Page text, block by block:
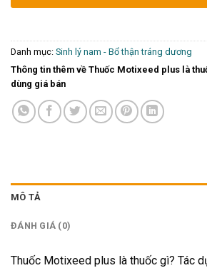
Danh mục: Sinh lý nam - Bổ thận tráng dương
Thông tin thêm về Thuốc Motixeed plus là
dùng giá bán
MÔ TẢ
ĐÁNH GIÁ (0)
Thuốc Motixeed plus là thuốc gì? Tác